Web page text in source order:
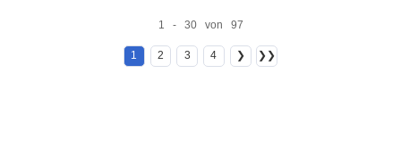
1 - 30 von 97
1 2 3 4 ❯ ❯❯